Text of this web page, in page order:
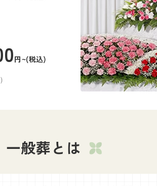
円~(税込)
一般葬とは